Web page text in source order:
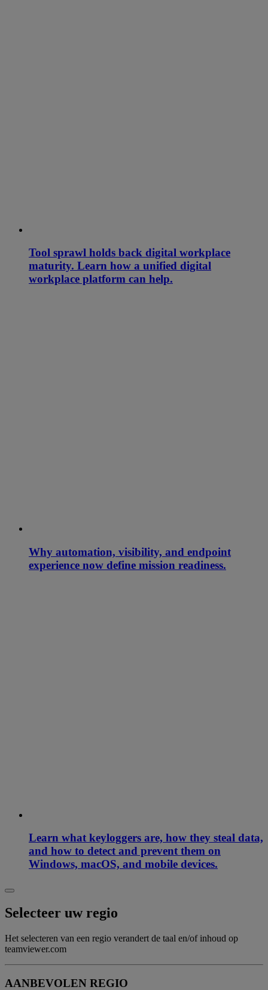
Tool sprawl holds back digital workplace
maturity. Learn how a unified digital
workplace platform can help.
Why automation, visibility, and endpoint
experience now define mission readiness.
Learn what keyloggers are, how they steal data,
and how to detect and prevent them on
Windows, macOS, and mobile devices.
Selecteer uw regio
Het selecteren van een regio verandert de taal en/of inhoud op
teamviewer.com
AANBEVOLEN REGIO